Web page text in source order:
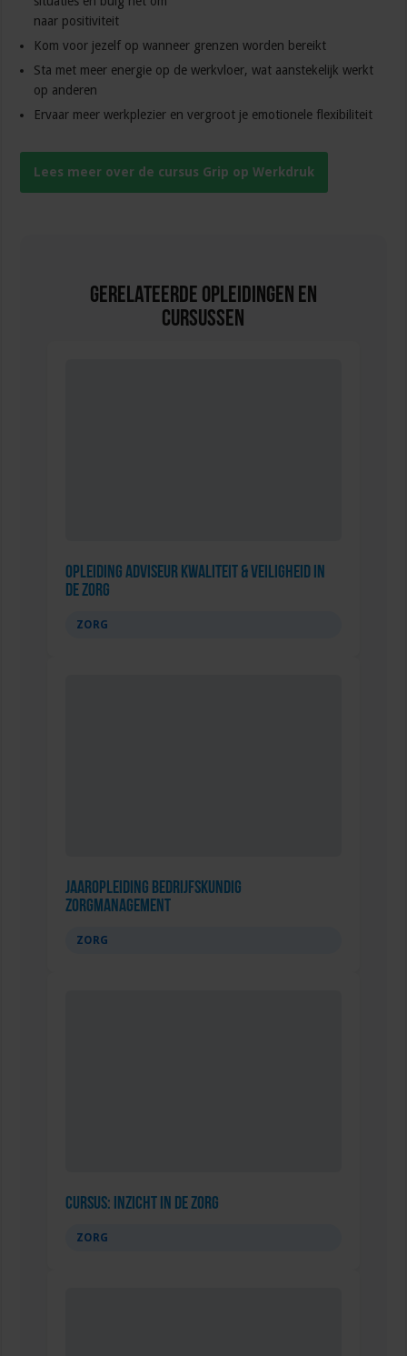
naar positiviteit
Kom voor jezelf op wanneer grenzen worden bereikt
Sta met meer energie op de werkvloer, wat aanstekelijk werkt
op anderen
Ervaar meer werkplezier en vergroot je emotionele flexibiliteit
Lees meer over de cursus Grip op Werkdruk
Gerelateerde Opleidingen en
Cursussen
Opleiding Adviseur Kwaliteit & Veiligheid in
de zorg
ZORG
Jaaropleiding Bedrijfskundig
Zorgmanagement
ZORG
Cursus: Inzicht in de Zorg
ZORG